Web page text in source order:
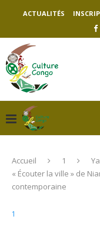
ACTUALITÉS
Accueil 1
« Écouter la ville » de
contemporaine
1